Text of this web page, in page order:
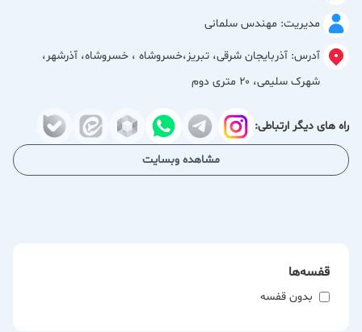
کارخانه یونولیت بام تبریز با بهره‌گیری از تجهیزات مناسب و تولید
تخصصی، آماده همکاری با پیمانکاران، انبوه‌سازان، واحدهای
صنعتی، سردخانه‌ها و تولیدکنندگان در سراسر کشور است. این
مجموعه با ارائه مشاوره، قیمت مناسب و ارسال به کل ایران، تلاش
می‌کند خدماتی سریع، مطمئن و رضایت‌بخش به مشتریان خود
ارائه دهد.
مدیریت: مهندس سلمانی
آدرس: آذربایجان شرقی، تبریز،خسروشاه ، خسروشاه، آذرشهر،
شهرک سلیمی، ۲۰ متری دوم
راه های دیگر ارتباطی:
مشاهده وبسایت
قفسه‌ها
بدون قفسه